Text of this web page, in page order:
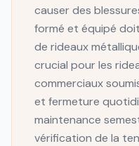
causer des
formé et équipé
de rideaux
crucial pour les
commerciaux
et fermeture
maintenance
vérification de la